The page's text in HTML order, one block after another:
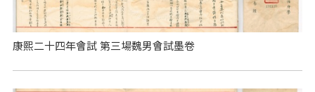
康熙二十四年會試 第三場魏男會試墨卷